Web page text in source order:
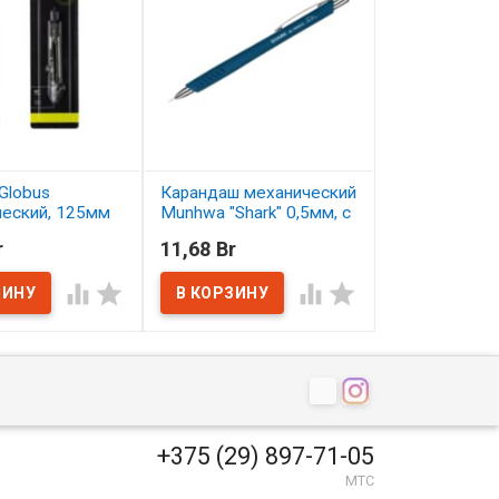
125мм
 
Карандаш механический
Munhwa "Shark" 0,5мм, с
В наличии
11,68 Br
 
+375 (29) 897-71-05
МТС